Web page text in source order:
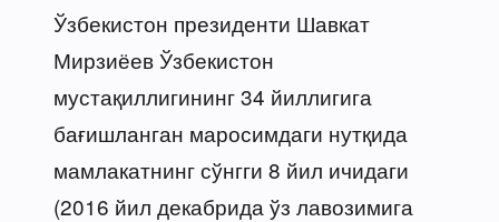
Ўзбекистон президенти Шавкат
Мирзиёев Ўзбекистон
мустақиллигининг 34 йиллигига
бағишланган маросимдаги нутқида
мамлакатнинг сўнгги 8 йил ичидаги
(2016 йил декабрида ўз лавозимига